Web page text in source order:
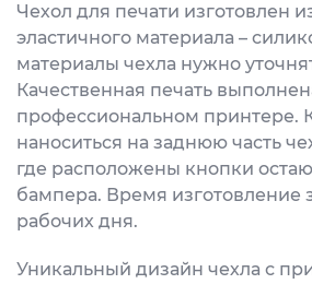
Чехол для печати изготовлен
эластичного материала –
материалы чехла нужно
Качественная печать
профессиональном принтере.
наноситься на заднюю часть
где расположены кнопки
бампера. Время изготовление
рабочих дня.
Уникальный дизайн чехла с